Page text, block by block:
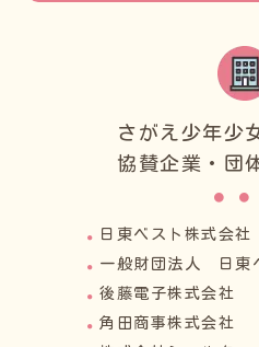
さがえ少年少
協賛企業・団
日東ベスト株式会社
一般財団法人 日東
後藤電子株式会社
角田商事株式会社